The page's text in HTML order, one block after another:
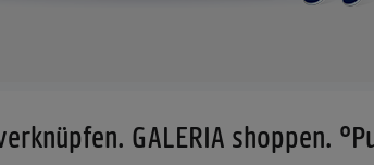
GALERIA shoppen.